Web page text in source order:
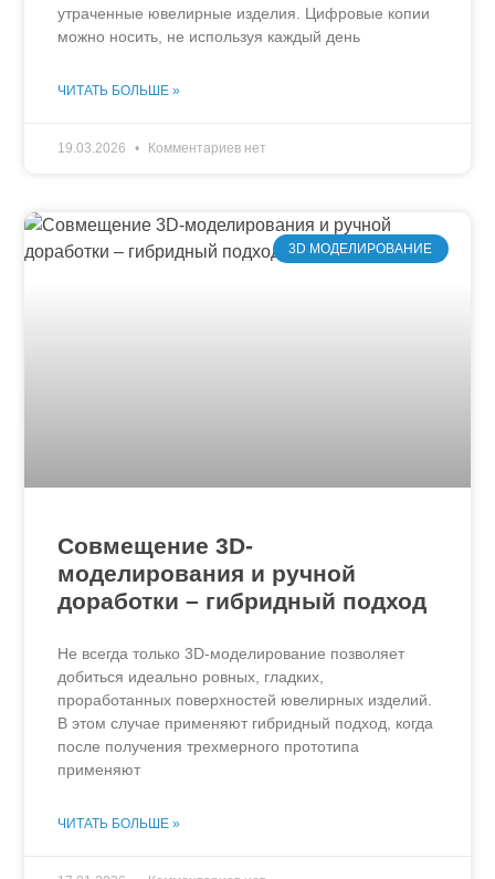
утраченные ювелирные изделия. Цифровые копии
можно носить, не используя каждый день
ЧИТАТЬ БОЛЬШЕ »
19.03.2026 Комментариев нет
3D МОДЕЛИРОВАНИЕ
Совмещение 3D-
моделирования и ручной
доработки – гибридный подход
Не всегда только 3D-моделирование позволяет
добиться идеально ровных, гладких,
проработанных поверхностей ювелирных изделий.
В этом случае применяют гибридный подход, когда
после получения трехмерного прототипа
применяют
ЧИТАТЬ БОЛЬШЕ »